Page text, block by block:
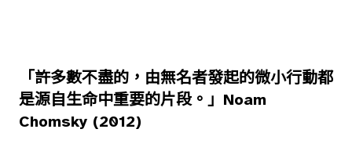
「許多數不盡的，由無名者發起的微小行動都
是源自生命中重要的片段。」Noam
Chomsky (2012)